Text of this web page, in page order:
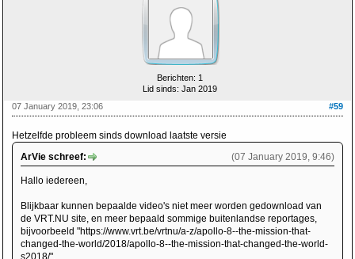
Berichten: 1
Lid sinds: Jan 2019
#59
07 January 2019, 23:06
Hetzelfde probleem sinds download laatste versie
(07 January 2019, 9:46)
ArVie schreef:
Hallo iedereen,
Blijkbaar kunnen bepaalde video's niet meer worden gedownload van
de VRT.NU site, en meer bepaald sommige buitenlandse reportages,
bijvoorbeeld "https://www.vrt.be/vrtnu/a-z/apollo-8--the-mission-that-
changed-the-world/2018/apollo-8--the-mission-that-changed-the-world-
s2018/".